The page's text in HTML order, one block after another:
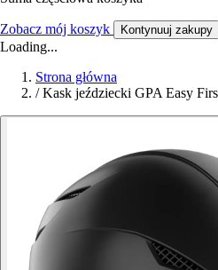
Zobacz mój koszyk Kontynuuj zakupy
Loading...
Strona główna
/ Kask jeździecki GPA Easy